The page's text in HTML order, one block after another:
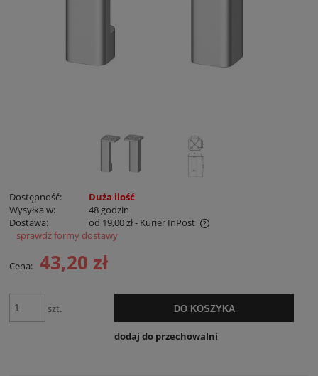
Dostępność:
Duża ilość
Wysyłka w:
48 godzin
Dostawa:
od 19,00 zł- Kurier InPost
Cena nie zawiera ewentualnych kosztów płatności
sprawdź formy dostawy
Cena: 43,20 zł
szt. DO KOSZYKA
dodaj do przechowalni